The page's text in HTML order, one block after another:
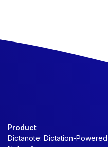
Product
Dictanote: Dictation-Powered